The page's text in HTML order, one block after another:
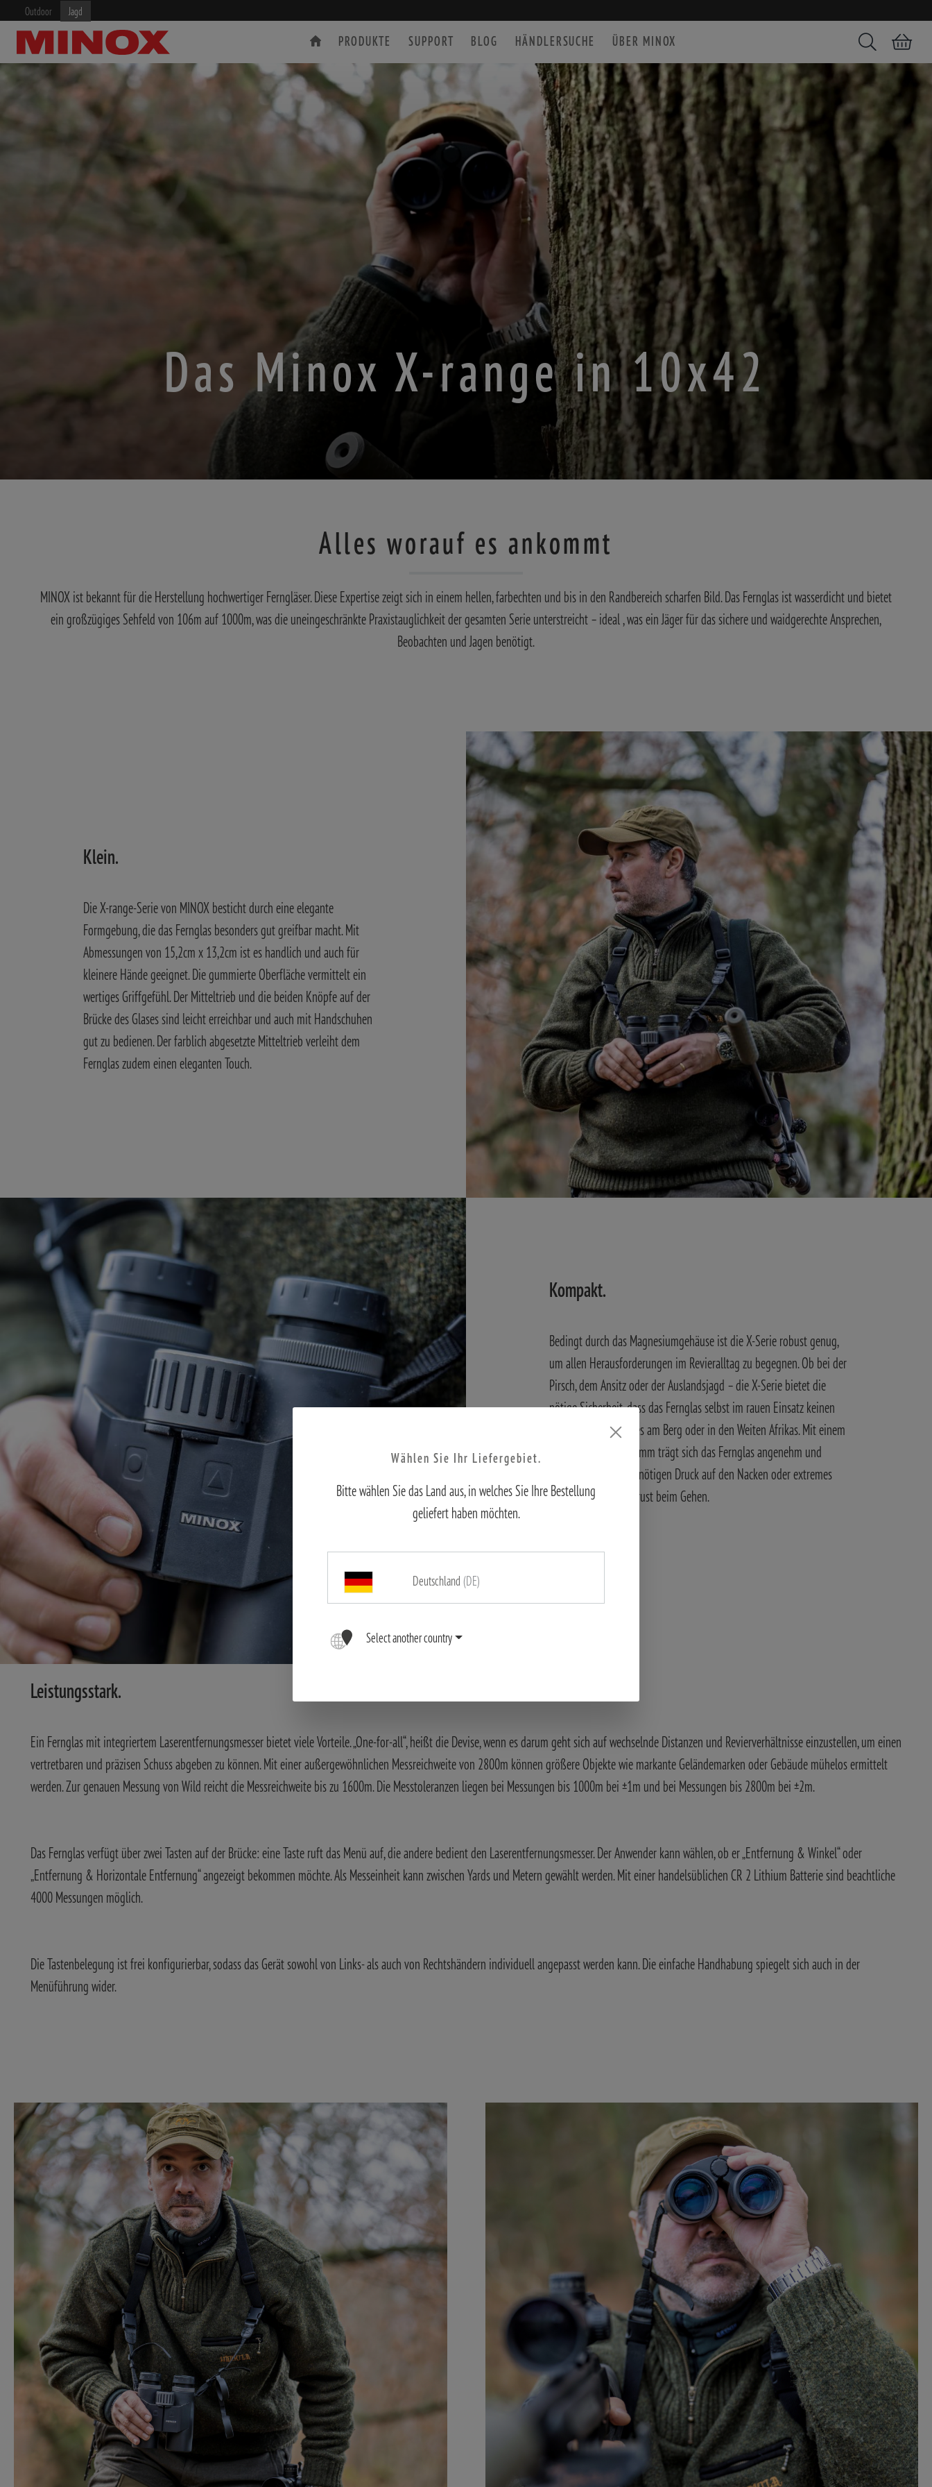
Outdoor Jagd
PRODUKTE SUPPORT BLOG HÄNDLERSUCHE ÜBER MINOX Suchen Warenkorb
SPEKTIVE ZUBEHÖR
Das Minox X-range in 10x42
Alles worauf es ankommt
MINOX ist bekannt für die Herstellung hochwertiger Ferngläser. Diese Expertise zeigt sich in einem hellen, farbechten und bis in den Randbereich scharfen Bild. Das Fernglas ist wasserdicht und bietet
ein großzügiges Sehfeld von 106m auf 1000m, was die uneingeschränkte Praxistauglichkeit der gesamten Serie unterstreicht – ideal , was ein Jäger für das sichere und waidgerechte Ansprechen,
Beobachten und Jagen benötigt.
Klein.
Die X-range-Serie von MINOX besticht durch eine elegante
Formgebung, die das Fernglas besonders gut greifbar macht. Mit
Abmessungen von 15,2cm x 13,2cm ist es handlich und auch für
kleinere Hände geeignet. Die gummierte Oberfläche vermittelt ein
wertiges Griffgefühl. Der Mitteltrieb und die beiden Knöpfe auf der
Brücke des Glases sind leicht erreichbar und auch mit Handschuhen
gut zu bedienen. Der farblich abgesetzte Mitteltrieb verleiht dem
Fernglas zudem einen eleganten Touch.
Kompakt.
Bedingt durch das Magnesiumgehäuse ist die X-Serie robust genug,
um allen Herausforderungen im Revieralltag zu begegnen. Ob bei der
Pirsch, dem Ansitz oder der Auslandsjagd – die X-Serie bietet die
nötige Sicherheit, dass das Fernglas selbst im rauen Einsatz keinen
Schaden nimmt, sei es am Berg oder in den Weiten Afrikas. Mit einem
Gewicht von 990 Gramm trägt sich das Fernglas angenehm und
verursacht keinen unnötigen Druck auf den Nacken oder extremes
Schlackern vor der Brust beim Gehen.
Leistungsstark.
Ein Fernglas mit integriertem Laserentfernungsmesser bietet viele Vorteile. „One-for-all“, heißt die Devise, wenn es darum geht sich auf wechselnde Distanzen und Revierverhältnisse einzustellen, um einen
vertretbaren und präzisen Schuss abgeben zu können. Mit einer außergewöhnlichen Messreichweite von 2800m können größere Objekte wie markante Geländemarken oder Gebäude mühelos ermittelt
werden. Zur genauen Messung von Wild reicht die Messreichweite bis zu 1600m. Die Messtoleranzen liegen bei Messungen bis 1000m bei ±1m und bei Messungen bis 2800m bei ±2m.
Das Fernglas verfügt über zwei Tasten auf der Brücke: eine Taste ruft das Menü auf, die andere bedient den Laserentfernungsmesser. Der Anwender kann wählen, ob er „Entfernung & Winkel“ oder
„Entfernung & Horizontale Entfernung“ angezeigt bekommen möchte. Als Messeinheit kann zwischen Yards und Metern gewählt werden. Mit einer handelsüblichen CR 2 Lithium Batterie sind beachtliche
4000 Messungen möglich.
Die Tastenbelegung ist frei konfigurierbar, sodass das Gerät sowohl von Links- als auch von Rechtshändern individuell angepasst werden kann. Die einfache Handhabung spiegelt sich auch in der
Menüführung wider.
Wählen Sie Ihr Liefergebiet.
Bitte wählen Sie das Land aus, in welches Sie Ihre Bestellung
geliefert haben möchten.
Deutschland (DE)
Select another country